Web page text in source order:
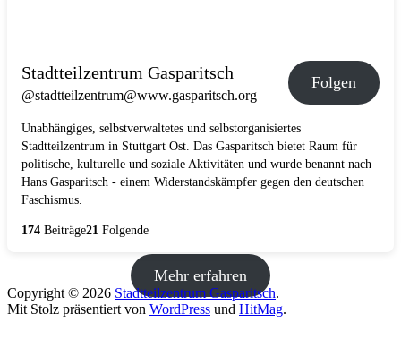
Stadtteilzentrum Gasparitsch
@stadtteilzentrum@www.gasparitsch.org
Folgen
Unabhängiges, selbstverwaltetes und selbstorganisiertes
Stadtteilzentrum in Stuttgart Ost. Das Gasparitsch bietet Raum für
politische, kulturelle und soziale Aktivitäten und wurde benannt nach
Hans Gasparitsch - einem Widerstandskämpfer gegen den deutschen
Faschismus.
174 Beiträge21 Folgende
Mehr erfahren
Copyright © 2026 Stadtteilzentrum Gasparitsch.
Mit Stolz präsentiert von WordPress und HitMag.